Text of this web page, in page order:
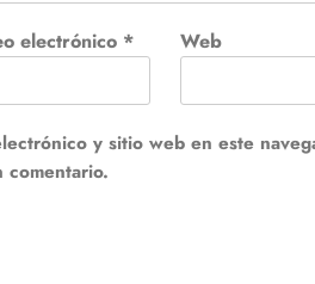
electrónico * Web
y sitio web en este
comentario.